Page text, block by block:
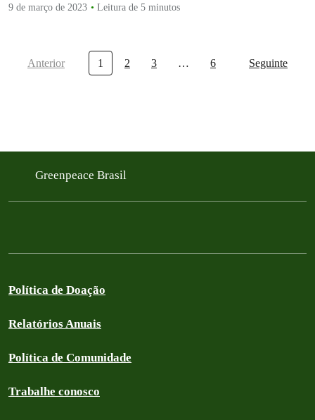
9 de março de 2023
Leitura de 5 minutos
Anterior 1 2 3 … 6 Seguinte
Greenpeace Brasil
Política de Doação
Relatórios Anuais
Política de Comunidade
Trabalhe conosco